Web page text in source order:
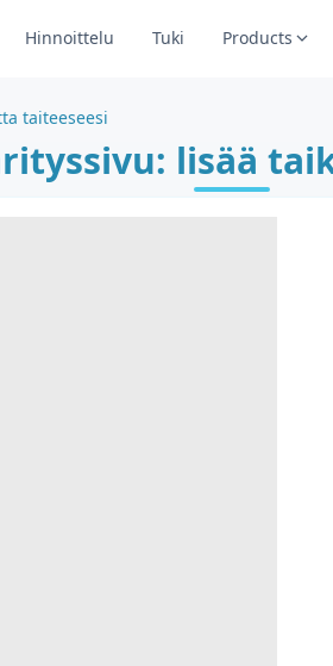
Hinnoittelu Tuki Products
taiteeseesi
lisää